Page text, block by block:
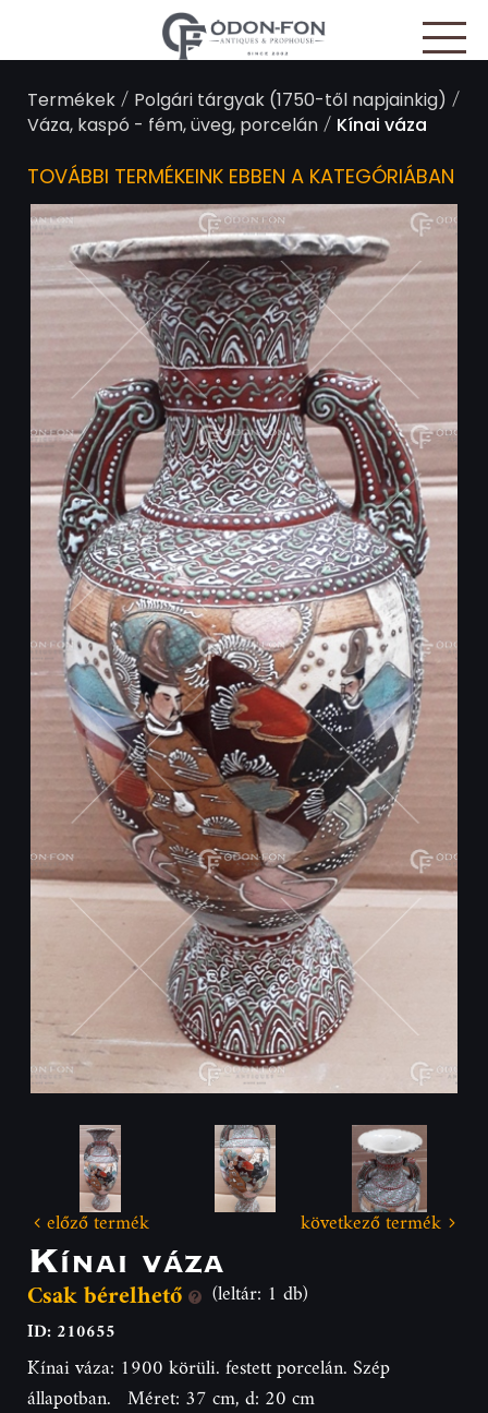
Termékek/ Polgári tárgyak (1750-től napjainkig) /
Váza, kaspó - fém, üveg, porcelán/ Kínai váza
TOVÁBBI TERMÉKEINK EBBEN A KATEGÓRIÁBAN
előző termék következő termék
Kínai váza
Csak bérelhető (leltár: 1 db)
ID: 210655
Kínai váza: 1900 körüli. festett porcelán. Szép
állapotban. Méret: 37 cm, d: 20 cm